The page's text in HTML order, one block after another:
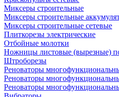
Миксеры строительные
Миксеры строительные
Миксеры строительные сетевые
Плиткорезы электрические
Отбойные молотки
Ножницы листовые (вырезные)
Штроборезы
Реноваторы
Реноваторы
Реноваторы